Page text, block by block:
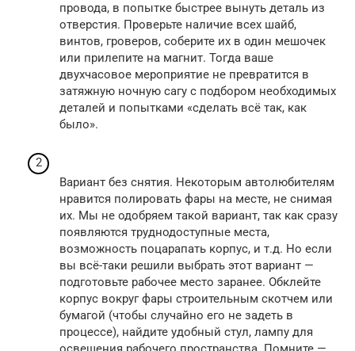
провода, в попытке быстрее вынуть деталь из
отверстия. Проверьте наличие всех шайб,
винтов, гроверов, соберите их в один мешочек
или прилепите на магнит. Тогда ваше
двухчасовое мероприятие не превратится в
затяжную ночную сагу с подбором необходимых
деталей и попытками «сделать всё так, как
было».
Вариант без снятия. Некоторым автолюбителям
нравится полировать фары на месте, не снимая
их. Мы не одобряем такой вариант, так как сразу
появляются труднодоступные места,
возможность поцарапать корпус, и т.д. Но если
вы всё-таки решили выбрать этот вариант —
подготовьте рабочее место заранее. Обклейте
корпус вокруг фары строительным скотчем или
бумагой (чтобы случайно его не задеть в
процессе), найдите удобный стул, лампу для